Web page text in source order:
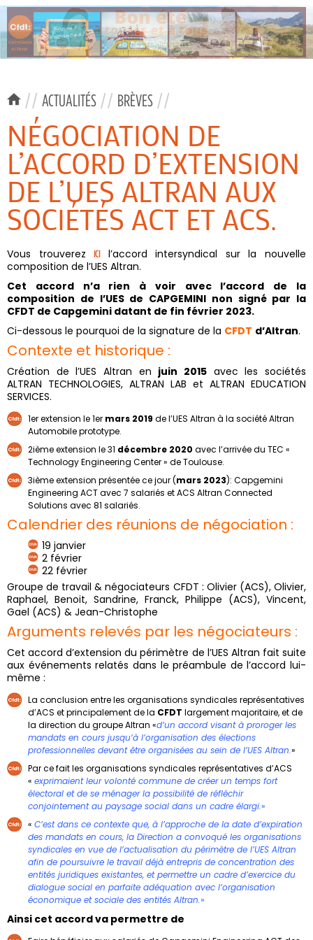
// ACTUALITÉS // BRÈVES //
NÉGOCIATION DE
L’ACCORD D’EXTENSION
DE L’UES ALTRAN AUX
SOCIÉTÉS ACT ET ACS.
Vous trouverezICIl’accord intersyndical sur la nouvelle
composition de l’UES Altran.
Cet accord n’a rien à voir avec l’accord de la
composition de l’UES de CAPGEMINI non signé par la
CFDT de Capgemini datant de fin février 2023.
Ci-dessous le pourquoi de la signature de la CFDT d’Altran.
Contexte et historique :
Création de l’UES Altran en juin 2015 avec les sociétés
ALTRAN TECHNOLOGIES, ALTRAN LAB et ALTRAN EDUCATION
SERVICES.
1er extension le 1er mars 2019 de l’UES Altran à la société Altran
Automobile prototype.
2ième extension le 31 décembre 2020 avec l’arrivée du TEC «
Technology Engineering Center » de Toulouse.
3ième extension présentée ce jour (mars 2023): Capgemini
Engineering ACT avec 7 salariés et ACS Altran Connected
Solutions avec 81 salariés.
Calendrier des réunions de négociation :
19 janvier
2 février
22 février
Groupe de travail & négociateurs CFDT : Olivier (ACS), Olivier,
Raphael, Benoit, Sandrine, Franck, Philippe (ACS), Vincent,
Gael (ACS) & Jean-Christophe
Arguments relevés par les négociateurs :
Cet accord d’extension du périmètre de l’UES Altran fait suite
aux événements relatés dans le préambule de l’accord lui-
même :
La conclusion entre les organisations syndicales représentatives
d’ACS et principalement de la CFDT largement majoritaire, et de
la direction du groupe Altran «d’un accord visant à proroger les
mandats en cours jusqu’à l’organisation des élections
professionnelles devant être organisées au sein de l’UES Altran.»
Par ce fait les organisations syndicales représentatives d’ACS
« exprimaient leur volonté commune de créer un temps fort
électoral et de se ménager la possibilité de réfléchir
conjointement au paysage social dans un cadre élargi.»
« C’est dans ce contexte que, à l’approche de la date d’expiration
des mandats en cours, la Direction a convoqué les organisations
syndicales en vue de l’actualisation du périmètre de l’UES Altran
afin de poursuivre le travail déjà entrepris de concentration des
entités juridiques existantes, et permettre un cadre d’exercice du
dialogue social en parfaite adéquation avec l’organisation
économique et sociale des entités Altran.»
Ainsi cet accord va permettre de